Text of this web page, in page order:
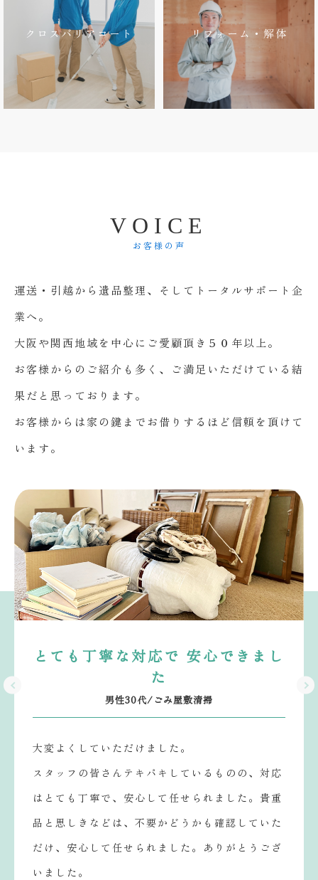
クロスバリアコート リフォーム・解体
V O I C E
お客様の声
運送・引越から遺品整理、そしてトータルサポート企
業へ。
大阪や関西地域を中心にご愛顧頂き５０年以上。
お客様からのご紹介も多く、ご満足いただけている結
果だと思っております。
お客様からは家の鍵までお借りするほど信頼を頂けて
います。
とても丁寧な対応で 安心できまし
た
男性30代/ごみ屋敷清掃
大変よくしていただけました。
スタッフの皆さんテキパキしているものの、対応
はとても丁寧で、安心して任せられました。貴重
品と思しきなどは、不要かどうかも確認していた
だけ、安心して任せられました。ありがとうござ
いました。